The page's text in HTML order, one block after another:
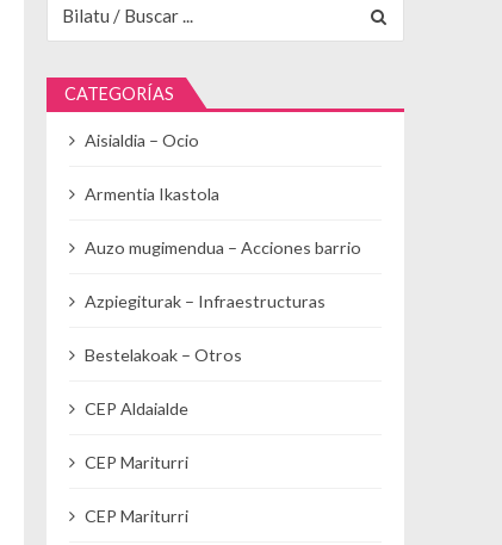
CATEGORÍAS
Aisialdia – Ocio
Armentia Ikastola
Auzo mugimendua – Acciones barrio
Azpiegiturak – Infraestructuras
Bestelakoak – Otros
CEP Aldaialde
CEP Mariturri
CEP Mariturri